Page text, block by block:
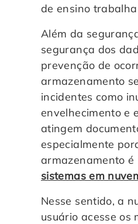
de ensino
Além da
segurança dos
prevenção de
armazenamento
incidentes como
envelhecimento e
atingem
especialmente
armazenamento é
sistemas em
Nesse sentido, a
usuário acesse os